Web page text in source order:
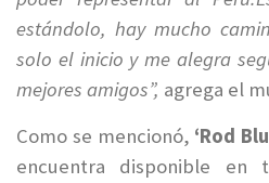
estándolo, hay mucho
solo el inicio y me alegra
mejores amigos”, agrega el
Como se mencionó, ‘Rod
encuentra disponible en